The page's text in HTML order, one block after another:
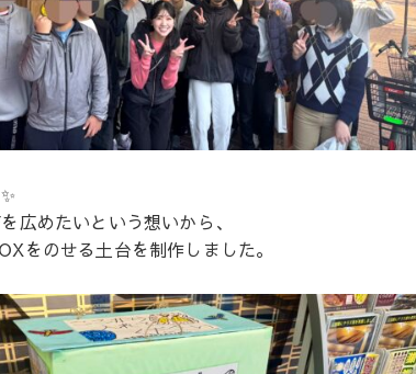
広めたいという想いから、
をのせる土台を制作しました。